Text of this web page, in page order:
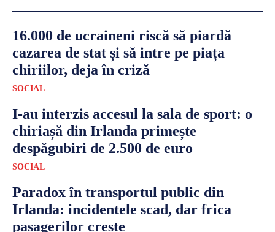
16.000 de ucraineni riscă să piardă
cazarea de stat și să intre pe piața
chiriilor, deja în criză
SOCIAL
I-au interzis accesul la sala de sport: o
chiriașă din Irlanda primește
despăgubiri de 2.500 de euro
SOCIAL
Paradox în transportul public din
Irlanda: incidentele scad, dar frica
pasagerilor crește